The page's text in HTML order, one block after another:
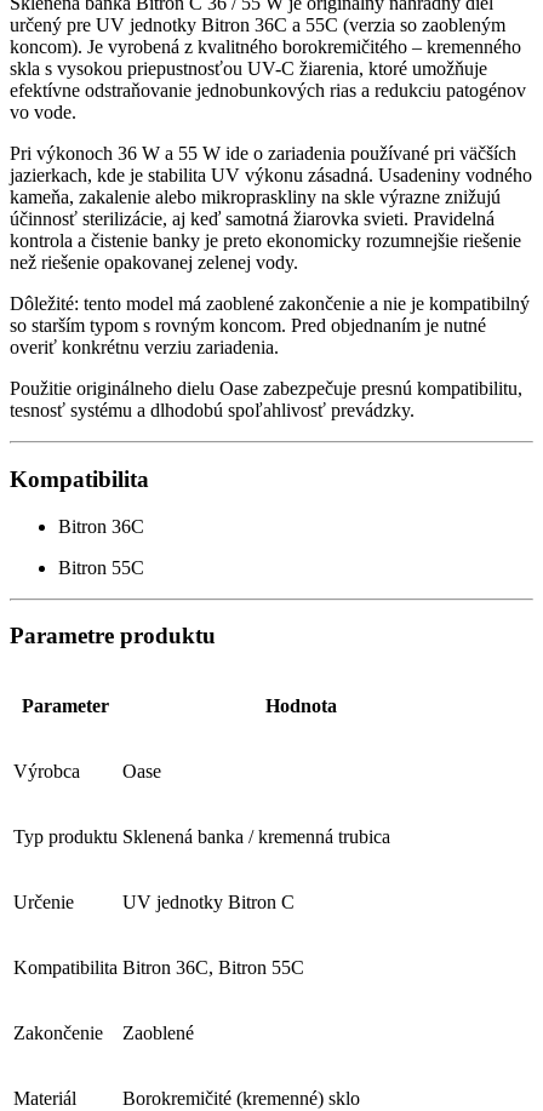
určený pre UV jednotky Bitron 36C a 55C (verzia so zaobleným
koncom). Je vyrobená z kvalitného borokremičitého – kremenného
skla s vysokou priepustnosťou UV-C žiarenia, ktoré umožňuje
efektívne odstraňovanie jednobunkových rias a redukciu patogénov
vo vode.
Pri výkonoch 36 W a 55 W ide o zariadenia používané pri väčších
jazierkach, kde je stabilita UV výkonu zásadná. Usadeniny vodného
kameňa, zakalenie alebo mikropraskliny na skle výrazne znižujú
účinnosť sterilizácie, aj keď samotná žiarovka svieti. Pravidelná
kontrola a čistenie banky je preto ekonomicky rozumnejšie riešenie
než riešenie opakovanej zelenej vody.
Dôležité: tento model má zaoblené zakončenie a nie je kompatibilný
so starším typom s rovným koncom. Pred objednaním je nutné
overiť konkrétnu verziu zariadenia.
Použitie originálneho dielu Oase zabezpečuje presnú kompatibilitu,
tesnosť systému a dlhodobú spoľahlivosť prevádzky.
Kompatibilita
Bitron 36C
Bitron 55C
Parametre produktu
Parameter Hodnota
Výrobca Oase
Typ produktu Sklenená banka / kremenná trubica
Určenie UV jednotky Bitron C
Kompatibilita Bitron 36C, Bitron 55C
Zakončenie Zaoblené
Materiál Borokremičité (kremenné) sklo